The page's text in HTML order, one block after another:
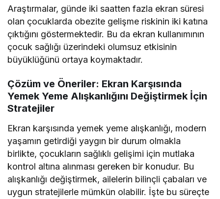
Araştırmalar, günde iki saatten fazla ekran süresi
olan çocuklarda obezite gelişme riskinin iki katına
çıktığını göstermektedir. Bu da ekran kullanımının
çocuk sağlığı üzerindeki olumsuz etkisinin
büyüklüğünü ortaya koymaktadır.
Çözüm ve Öneriler: Ekran Karşısında
Yemek Yeme Alışkanlığını Değiştirmek İçin
Stratejiler
Ekran karşısında yemek yeme alışkanlığı, modern
yaşamın getirdiği yaygın bir durum olmakla
birlikte, çocukların sağlıklı gelişimi için mutlaka
kontrol altına alınması gereken bir konudur. Bu
alışkanlığı değiştirmek, ailelerin bilinçli çabaları ve
uygun stratejilerle mümkün olabilir. İşte bu süreçte